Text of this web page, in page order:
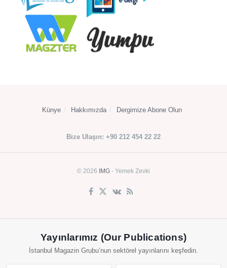
Künye Hakkımızda Dergimize Abone Olun
Bize Ulaşın: +90 212 454 22 22
© 2026 IMG - Yemek Zevki
Yayınlarımız (Our Publications)
İstanbul Magazin Grubu’nun sektörel yayınlarını keşfedin.